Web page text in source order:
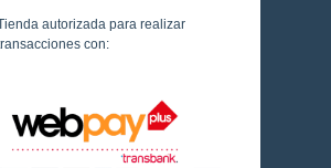
autorizada para realizar
con: